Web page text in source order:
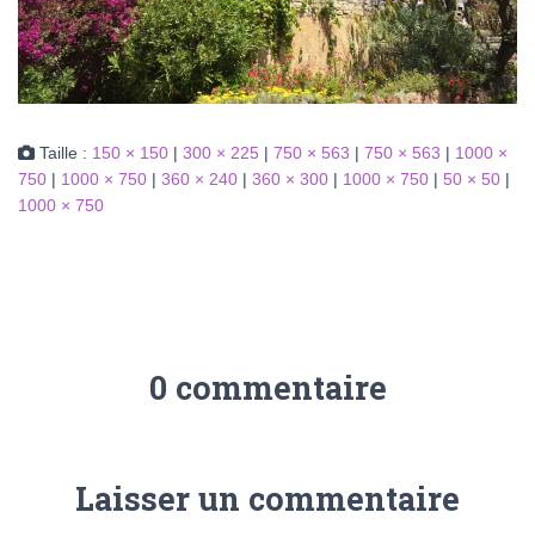
Taille : 150 × 150 | 300 × 225 | 750 × 563 | 750 × 563 | 1000 ×
750 | 1000 × 750 | 360 × 240 | 360 × 300 | 1000 × 750 | 50 × 50 |
1000 × 750
0 commentaire
Laisser un commentaire